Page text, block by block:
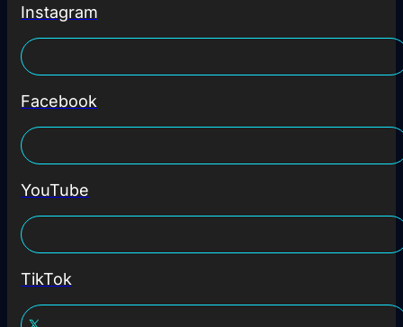
Instagram
Facebook
YouTube
TikTok